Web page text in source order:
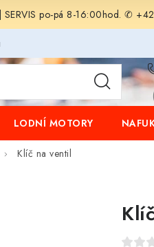
SERVIS po-pá 8-16:00hod. ✆
osobních údajů
LODNÍ MOTORY
Klíč na ventil